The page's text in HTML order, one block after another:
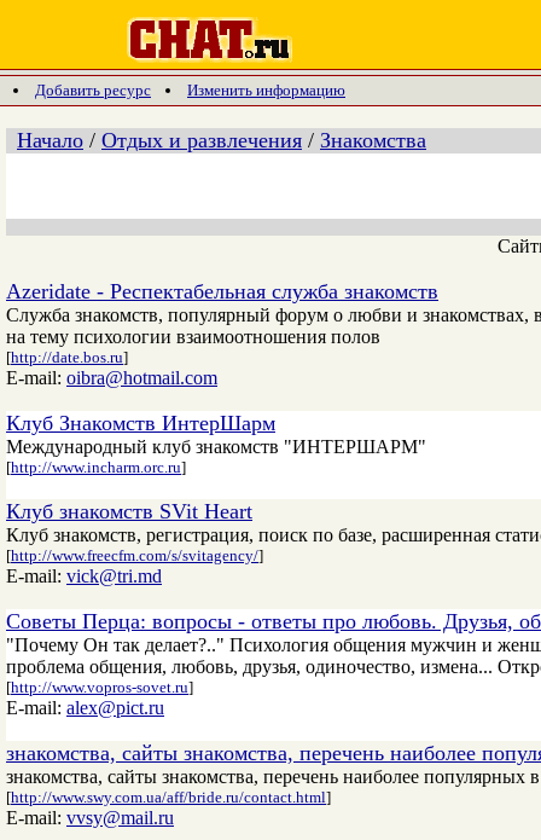
Добавить ресурс Изменить информацию
Начало / Отдых и развлечения / Знакомства
Azeridate - Респектабельная служба знакомств
Служба знакомств, популярный форум о любви и
на тему психологии взаимоотношения полов
[http://date.bos.ru]
E-mail: oibra@hotmail.com
Клуб Знакомств ИнтерШарм
Международный клуб знакомств "ИНТЕРШАРМ"
[http://www.incharm.orc.ru]
Клуб знакомств SVit Heart
Клуб знакомств, регистрация, поиск по базе, расширенная
[http://www.freecfm.com/s/svitagency/]
E-mail: vick@tri.md
Советы Перца: вопросы - ответы про любовь. Друзья,
"Почему Он так делает?.." Психология общения мужчин и
проблема общения, любовь, друзья, одиночество, измена...
[http://www.vopros-sovet.ru]
E-mail: alex@pict.ru
знакомства, сайты знакомства, перечень наиболее
знакомства, сайты знакомства, перечень наиболее популярных
[http://www.swy.com.ua/aff/bride.ru/contact.html]
E-mail: vvsy@mail.ru